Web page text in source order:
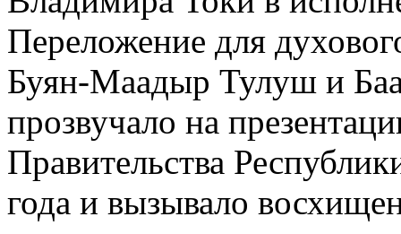
Переложение для
Буян-Маадыр Тулуш и
прозвучало на
Правительства
года и вызывало